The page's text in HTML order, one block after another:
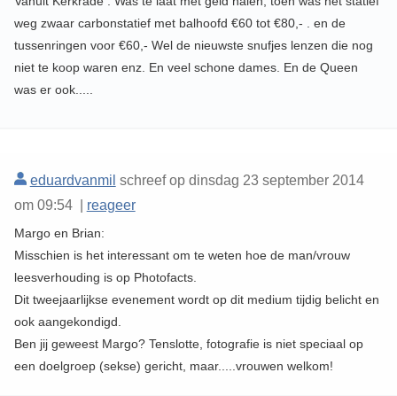
weg zwaar carbonstatief met balhoofd €60 tot €80,- . en de
tussenringen voor €60,- Wel de nieuwste snufjes lenzen die nog
niet te koop waren enz. En veel schone dames. En de Queen
was er ook.....
eduardvanmil schreef op dinsdag 23 september 2014
om 09:54 | reageer
Margo en Brian:
Misschien is het interessant om te weten hoe de man/vrouw
leesverhouding is op Photofacts.
Dit tweejaarlijkse evenement wordt op dit medium tijdig belicht en
ook aangekondigd.
Ben jij geweest Margo? Tenslotte, fotografie is niet speciaal op
een doelgroep (sekse) gericht, maar.....vrouwen welkom!